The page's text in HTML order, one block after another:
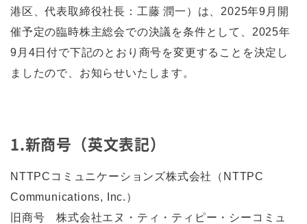
港区、代表取締役社長：工藤 潤一）は、2025年9月開
催予定の臨時株主総会での決議を条件として、2025年
9月4日付で下記のとおり商号を変更することを決定し
ましたので、お知らせいたします。
1.新商号（英文表記）
NTTPCコミュニケーションズ株式会社（NTTPC
Communications, Inc.）
旧商号 株式会社エヌ・ティ・ティピー・シーコミュ